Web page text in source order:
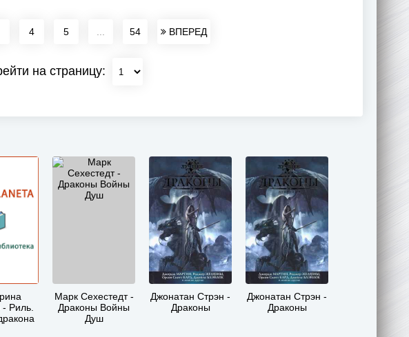
4 5 54 ВПЕРЕД
на страницу:
Риль.
Марк Сехестедт -
Драконы Войны
Душ
Джонатан Стрэн -
Драконы
Джонатан Стрэн -
Драконы